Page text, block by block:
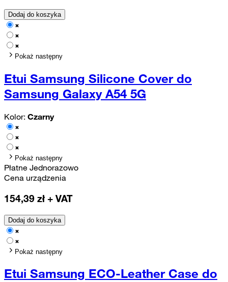
Dodaj do koszyka
Pokaż następny
Etui Samsung Silicone Cover do
Samsung Galaxy A54 5G
Kolor: Czarny
Pokaż następny
Płatne Jednorazowo
Cena urządzenia
154,39 zł + VAT
Dodaj do koszyka
Pokaż następny
Etui Samsung ECO-Leather Case do